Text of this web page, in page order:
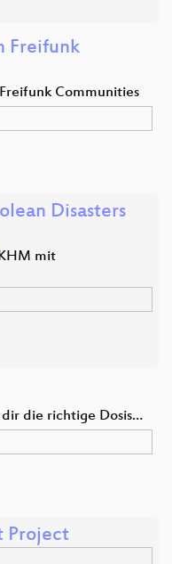
Freifunk
Communities
Disasters
mit
die richtige Dosis…
Project